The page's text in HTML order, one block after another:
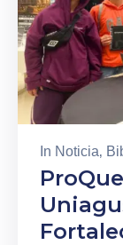
In Noticia‚